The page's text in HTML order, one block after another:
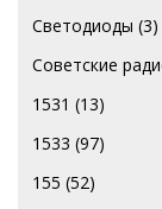
Светодиоды (3)
Советские
1531 (13)
1533 (97)
155 (52)